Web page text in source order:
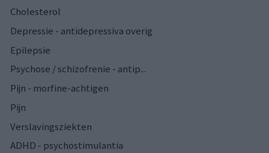
Cholesterol
Depressie - antidepressiva overig
Epilepsie
Psychose / schizofrenie - antip...
Pijn - morfine-achtigen
Pijn
Verslavingsziekten
ADHD - psychostimulantia